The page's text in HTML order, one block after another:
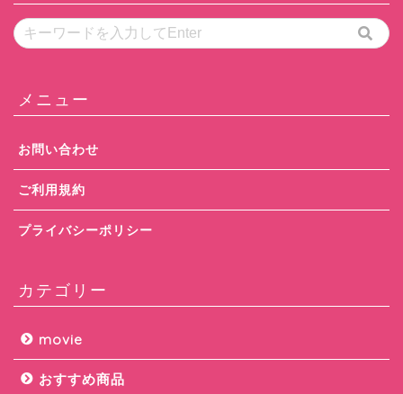
メニュー
お問い合わせ
ご利用規約
プライバシーポリシー
カテゴリー
movie
おすすめ商品